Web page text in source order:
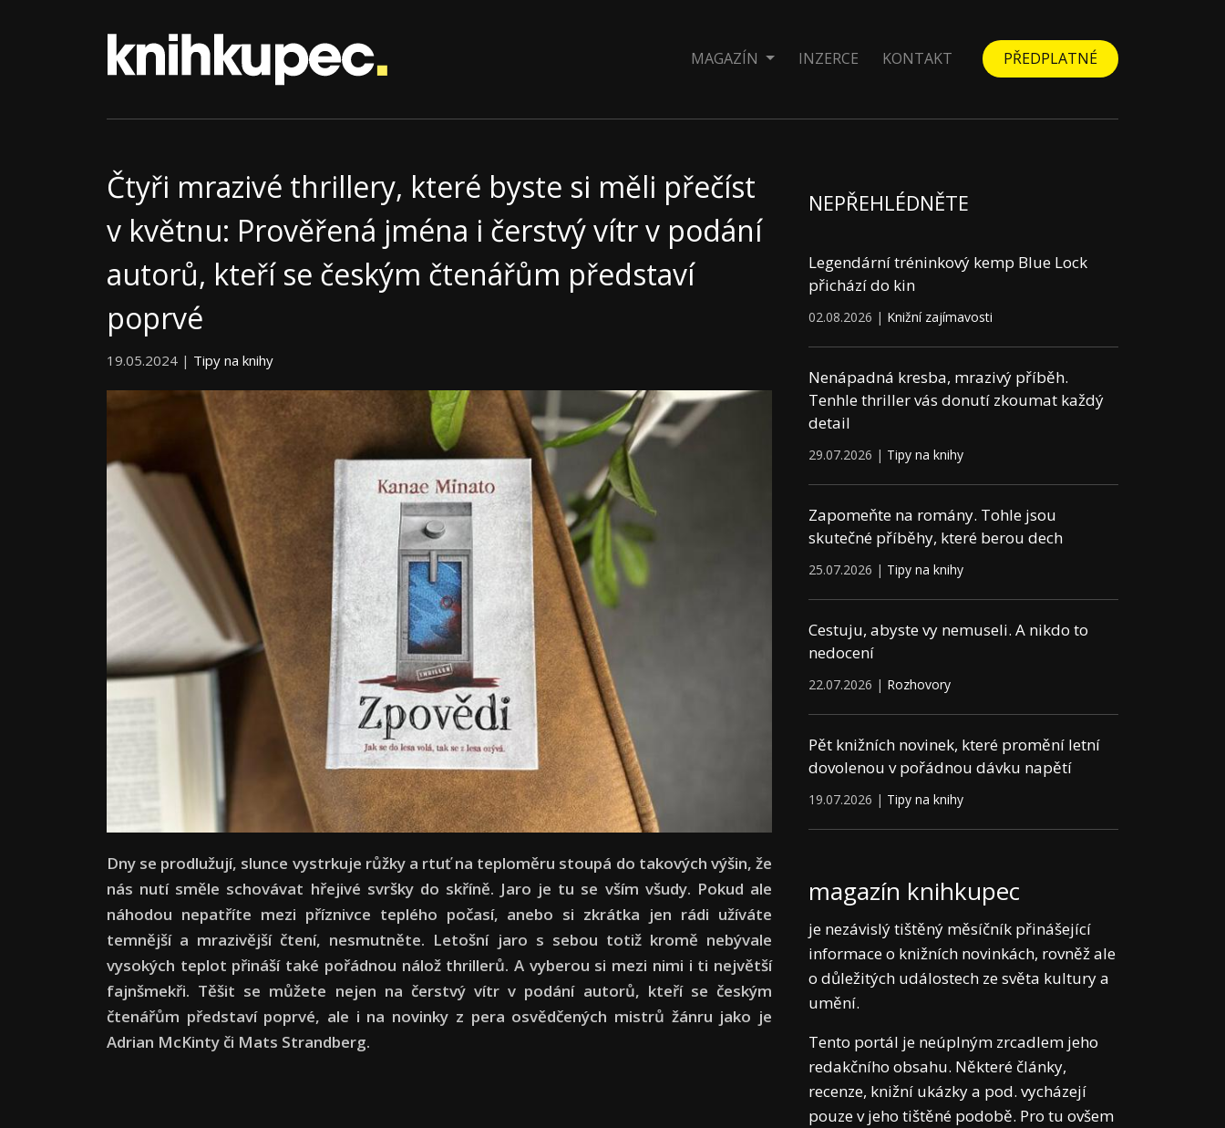
MAGAZÍN INZERCE KONTAKT PŘEDPLATNÉ
Čtyři mrazivé thrillery, které byste si měli přečíst
v květnu: Prověřená jména i čerstvý vítr v podání
autorů, kteří se českým čtenářům představí
poprvé
19.05.2024 | Tipy na knihy
Dny se prodlužují, slunce vystrkuje růžky a rtuť na teploměru stoupá do takových výšin, že
nás nutí směle schovávat hřejivé svršky do skříně. Jaro je tu se vším všudy. Pokud ale
náhodou nepatříte mezi příznivce teplého počasí, anebo si zkrátka jen rádi užíváte
temnější a mrazivější čtení, nesmutněte. Letošní jaro s sebou totiž kromě nebývale
vysokých teplot přináší také pořádnou nálož thrillerů. A vyberou si mezi nimi i ti největší
fajnšmekři. Těšit se můžete nejen na čerstvý vítr v podání autorů, kteří se českým
čtenářům představí poprvé, ale i na novinky z pera osvědčených mistrů žánru jako je
Adrian McKinty či Mats Strandberg.
NEPŘEHLÉDNĚTE
Legendární tréninkový kemp Blue Lock
přichází do kin
02.08.2026 | Knižní zajímavosti
Nenápadná kresba, mrazivý příběh.
Tenhle thriller vás donutí zkoumat každý
detail
29.07.2026 | Tipy na knihy
Zapomeňte na romány. Tohle jsou
skutečné příběhy, které berou dech
25.07.2026 | Tipy na knihy
Cestuju, abyste vy nemuseli. A nikdo to
nedocení
22.07.2026 | Rozhovory
Pět knižních novinek, které promění letní
dovolenou v pořádnou dávku napětí
19.07.2026 | Tipy na knihy
magazín knihkupec
je nezávislý tištěný měsíčník přinášející
informace o knižních novinkách, rovněž ale
o důležitých událostech ze světa kultury a
umění.
Tento portál je neúplným zrcadlem jeho
redakčního obsahu. Některé články,
recenze, knižní ukázky a pod. vycházejí
pouze v jeho tištěné podobě. Pro tu ovšem